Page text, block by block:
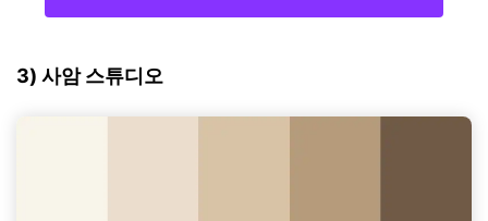
3) 사암 스튜디오